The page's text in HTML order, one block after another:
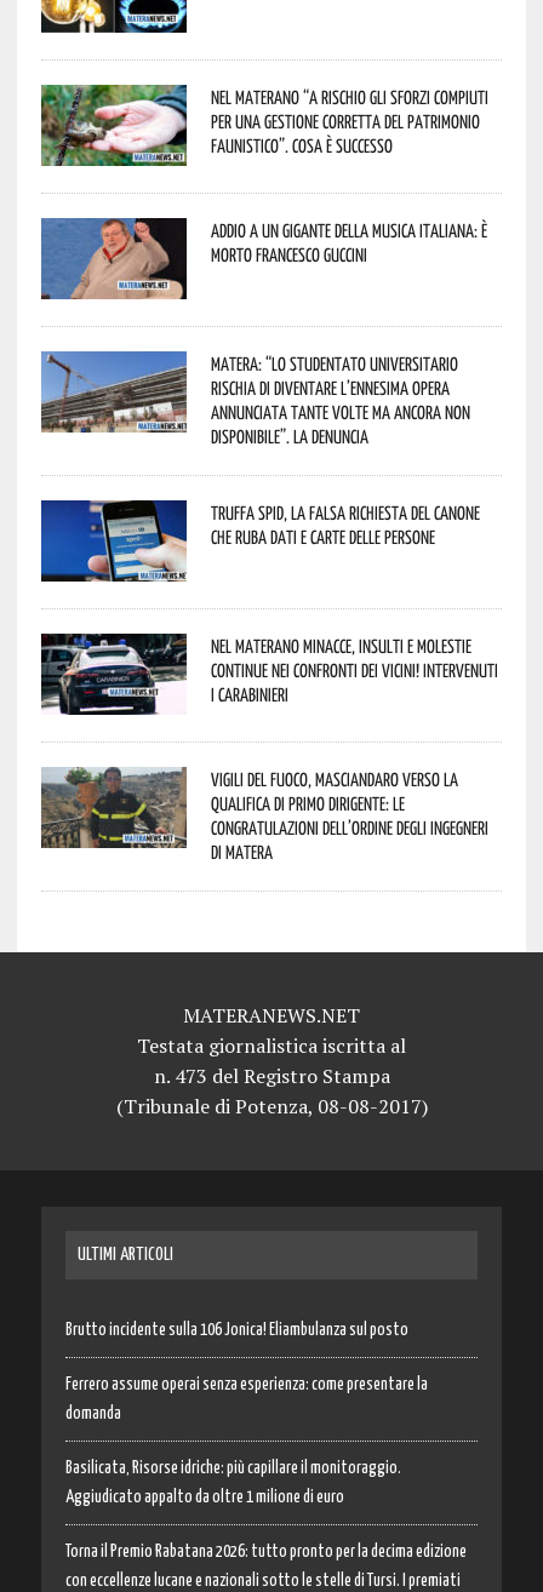
Nel materano “a rischio gli sforzi compiuti
per una gestione corretta del patrimonio
faunistico”. Cosa è successo
Addio a un gigante della musica italiana: è
morto Francesco Guccini
Matera: “Lo studentato universitario
rischia di diventare l’ennesima opera
annunciata tante volte ma ancora non
disponibile”. La denuncia
Truffa Spid, la falsa richiesta del canone
che ruba dati e carte delle persone
Nel materano minacce, insulti e molestie
continue nei confronti dei vicini! Intervenuti
i Carabinieri
Vigili del Fuoco, Masciandaro verso la
qualifica di Primo Dirigente: le
congratulazioni dell’Ordine degli Ingegneri
di Matera
MATERANEWS.NET
Testata giornalistica iscritta al
n. 473 del Registro Stampa
(Tribunale di Potenza, 08-08-2017)
ULTIMI ARTICOLI
Brutto incidente sulla 106 Jonica! Eliambulanza sul posto
Ferrero assume operai senza esperienza: come presentare la
domanda
Basilicata, Risorse idriche: più capillare il monitoraggio.
Aggiudicato appalto da oltre 1 milione di euro
Torna il Premio Rabatana 2026: tutto pronto per la decima edizione
con eccellenze lucane e nazionali sotto le stelle di Tursi. I premiati